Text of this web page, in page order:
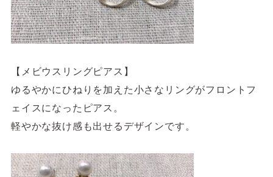
【メビウスリングピアス】
ゆるやかにひねりを加えた小さなリングがフロントフ
ェイスになったピアス。
軽やかな抜け感も出せるデザインです。